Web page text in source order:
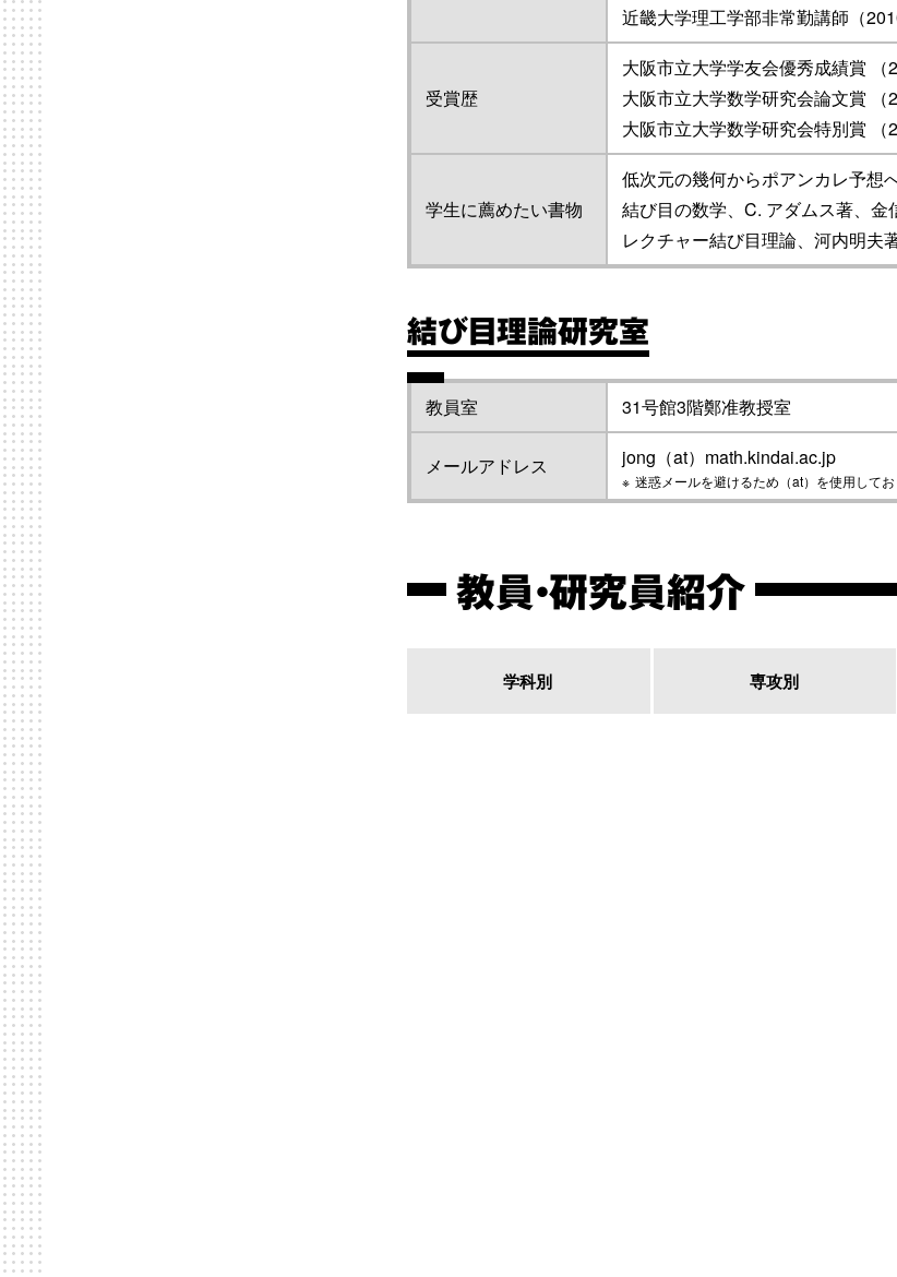
近畿大学理工学部非常勤講師（
受賞歴
大阪市立大学学友会優秀成績賞 （
大阪市立大学数学研究会論文賞 （
大阪市立大学数学研究会特別賞 （
学生に薦めたい書物
低次元の幾何からポアンカレ予想
結び目の数学、C. アダムス著、金
レクチャー結び目理論、河内明夫
結び目理論研究室
教員室 31号館3階鄭准教授室
メールアドレス jong（at）math.kindai.ac.jp
迷惑メールを避けるため（at）を使用して
教員・研究員紹介
学科別 専攻別